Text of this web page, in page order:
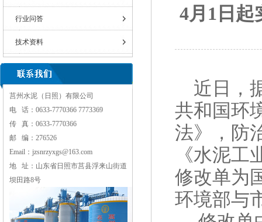
行业问答
技术资料
莒州水泥（日照）有限公司
电 话： 0633-7770366 7773369
传 真：0633-7770366
邮 编：276526
Email： jzsnrzyxgs@163.com
地 址：山东省日照市莒县浮来山街道
坝田路8号
4月1日起
近日，
共和国环
法》，防
《水泥
修改单为
环境部与